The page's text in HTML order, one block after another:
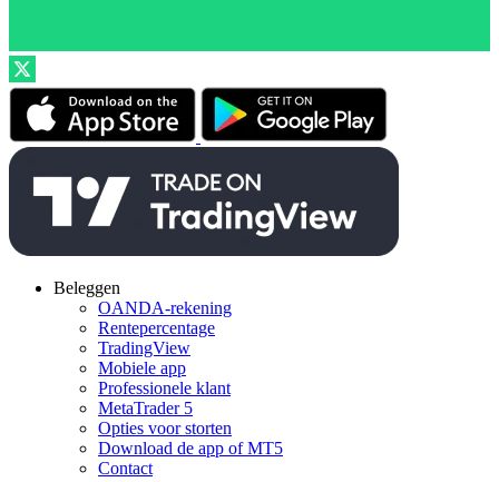
Beleggen
OANDA-rekening
Rentepercentage
TradingView
Mobiele app
Professionele klant
MetaTrader 5
Opties voor storten
Download de app of MT5
Contact